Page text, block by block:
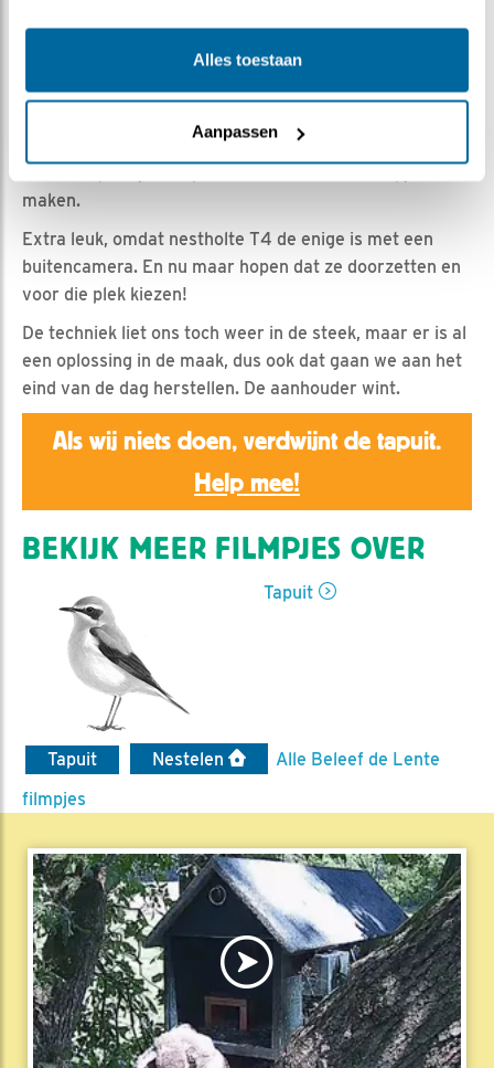
Alles toestaan
Aanpassen
nestholte ingaan en weer uitkomen. Wat ze daarbinnen
uitspookten, bleef echter verborgen door de storing
van camera T4. Aan het eind van de middag werd de
wat er op het geheugenkaartje van T4 stond. Daardoor
maken.
Extra leuk, omdat nestholte T4 de enige is met een
buitencamera. En nu maar hopen dat ze doorzetten en
voor die plek kiezen!
De techniek liet ons toch weer in de steek, maar er is al
een oplossing in de maak, dus ook dat gaan we aan het
eind van de dag herstellen. De aanhouder wint.
Als wij niets doen, verdwijnt de tapuit.
Help mee!
BEKIJK MEER FILMPJES OVER
Tapuit
Tapuit Nestelen
Alle Beleef de Lente
filmpjes